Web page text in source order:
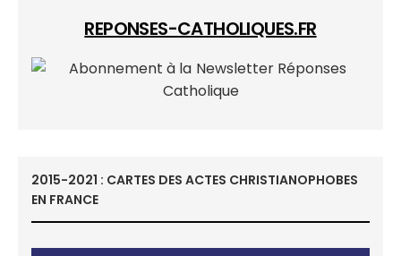
REPONSES-CATHOLIQUES.FR
2015-2021 : CARTES DES ACTES CHRISTIANOPHOBES
EN FRANCE